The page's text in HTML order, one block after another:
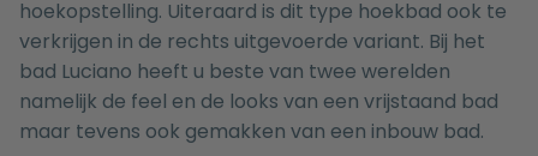
hoekopstelling. Uiteraard is dit type hoekbad ook te
verkrijgen in de rechts uitgevoerde variant. Bij het
bad Luciano heeft u beste van twee werelden
namelijk de feel en de looks van een vrijstaand bad
maar tevens ook gemakken van een inbouw bad.